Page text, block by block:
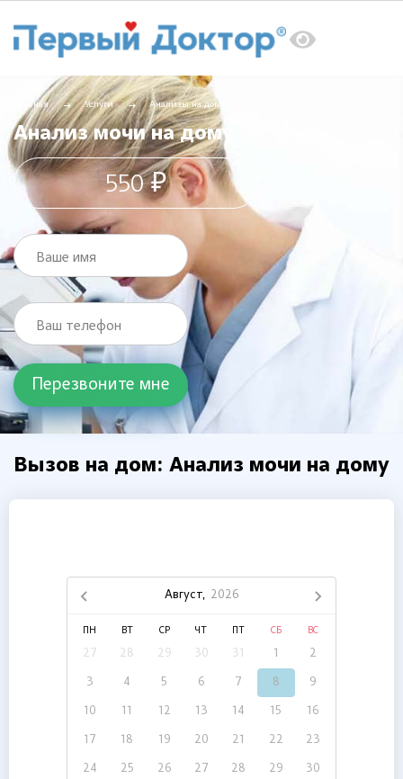
Главная Услуги Анализы на дому
Анализ мочи на дому
550 ₽
Ваше имя
Ваш телефон
Вызов на дом: Анализ мочи на дому
Август, 2026
ПН ВТ СР ЧТ СБ ВС
27 28 29 30 31 1 2
3 4 5 6 7 8 9
10 11 12 13 14 15 16
17 18 19 20 21 22 23
24 25 26 27 28 29 30